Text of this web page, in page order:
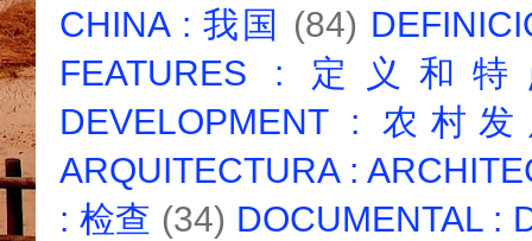
CHINA : 我国 (84)
FEATURES : 定义和
DEVELOPMENT : 农村
ARQUITECTURA :
: 检查 (34) DOCUMENTAL :